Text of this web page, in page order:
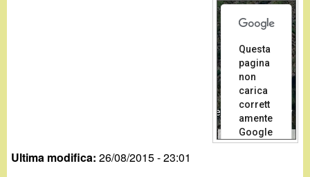
For development purposes only
Dati mappa Termini
Questa
pagina
non
carica
corrett
amente
Google
Maps.
Ultima modifica:26/08/2015 - 23:01